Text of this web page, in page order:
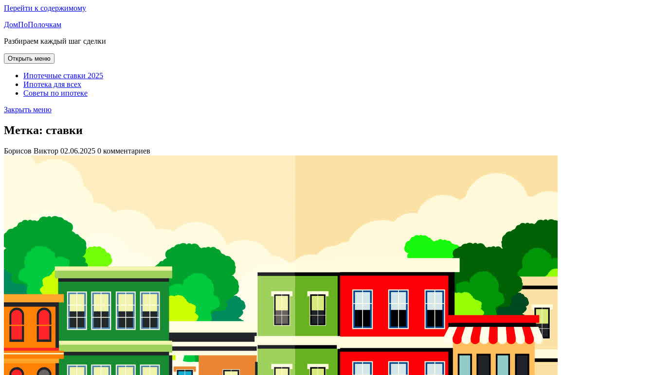
Перейти к содержимому
ДомПоПолочкам
Разбираем каждый шаг сделки
Открыть меню
Ипотечные ставки 2025
Ипотека для всех
Советы по ипотеке
Закрыть меню
Метка: ставки
Борисов Виктор 02.06.2025 0 комментариев